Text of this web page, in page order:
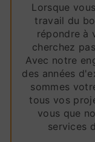
Lorsque
travail du
répondre à
cherchez
Avec notre
des années
sommes
tous vos
vous que
services